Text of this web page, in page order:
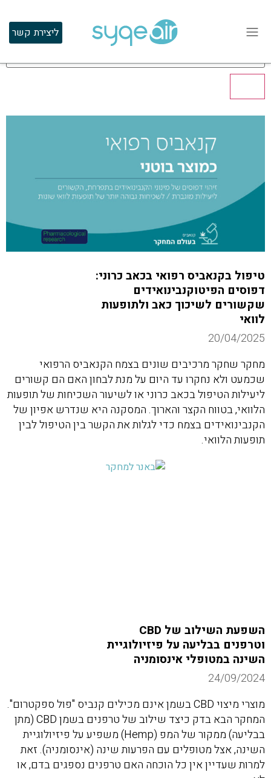
ליצירת קשר
טיפול בקנאביס רפואי בכאב כרוני:
דפוסים הפיטוקנבינואידים
שקשורים לשיכוך כאב ולתופעות
לוואי
20/04/2025
מחקר שחקר מרכיבים שונים בצמח הקנאביס הרפואי
שכמעט ולא נחקרו עד היום על מנת לבחון האם הם קשורים
ליעילות הטיפול בכאב כרוני או לשיעור השכיחות של תופעות
הלוואי, בטווח הקצר והארוך. המסקנה היא שנדרש אפיון של
הקנבינואידים בצמח כדי לגלות את הקשר בין הטיפול לבין
תופעות הלוואי.
השפעת השילוב של CBD
וטרפנים בבליעה על פיזיולוגיית
השינה במטופלי אינסומניה
24/09/2024
מוצרי מיצוי CBD בשמן אינם מכילים קנביס "פול ספקטרום".
המחקר הבא בדק כיצד שילוב של טרפנים בשמן CBD (מתן
בבליעה) ממקור של המפ (Hemp) משפיע על פיזיולוגיית
השינה, אצל מטופלים עם הפרעות שינה (אינסומניה). זאת
למרות שעדיין אין כל הוכחה האם טרפנים נספגים בדם, או